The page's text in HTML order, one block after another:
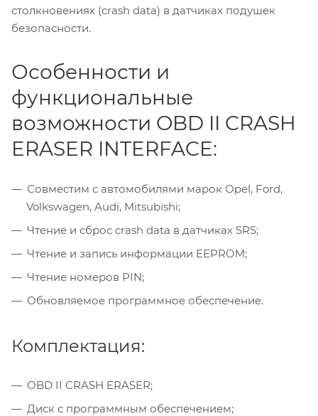
столкновениях (crash data) в датчиках подушек
безопасности.
Особенности и
функциональные
возможности OBD II CRASH
ERASER INTERFACE:
Совместим с автомобилями марок Opel, Ford,
Volkswagen, Audi, Mitsubishi;
Чтение и сброс crash data в датчиках SRS;
Чтение и запись информации EEPROM;
Чтение номеров PIN;
Обновляемое программное обеспечение.
Комплектация:
OBD II CRASH ERASER;
Диск с программным обеспечением;